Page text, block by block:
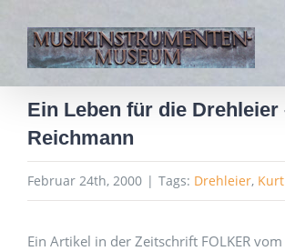
Inhalt
springen
Ein Leben für die Drehleier
Reichmann
Februar 24th, 2000 | Tags: Drehleier,
Ein Artikel in der Zeitschrift FOLKER